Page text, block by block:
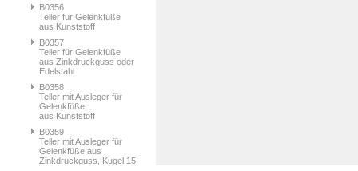
B0356
Teller für Gelenkfüße
aus Kunststoff
B0357
Teller für Gelenkfüße
aus Zinkdruckguss oder
Edelstahl
B0358
Teller mit Ausleger für
Gelenkfüße
aus Kunststoff
B0359
Teller mit Ausleger für
Gelenkfüße aus
Zinkdruckguss, Kugel 15